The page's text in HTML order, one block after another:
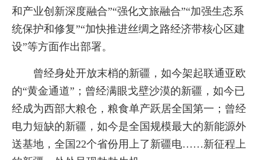
和产业创新深度融合”“强化文旅融合”“加强生态系
统保护和修复”“加快推进丝绸之路经济带核心区建
设”等方面作出部署。
曾经身处开放末梢的新疆，如今架起联通亚欧
的“黄金通道”；曾经满眼戈壁沙漠的新疆，如今已
经成为西部大粮仓，粮食单产跃居全国第一；曾经
电力短缺的新疆，如今是全国规模最大的新能源外
送基地，全国22个省份用上了新疆电……新征程上